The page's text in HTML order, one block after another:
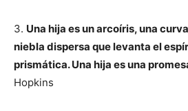
3. Una hija es un arcoíris, una
niebla dispersa que levanta el
prismática. Una hija es una
Hopkins